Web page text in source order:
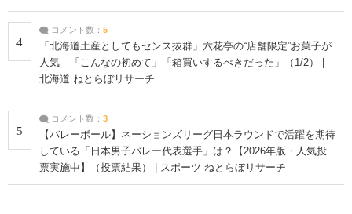
4
コメント数： 5
「北海道土産としてもセンス抜群」六花亭の“店舗限定”お菓子が
人気 「こんなの初めて」「箱買いするべきだった」（1/2） |
北海道 ねとらぼリサーチ
5
コメント数： 3
【バレーボール】ネーションズリーグ日本ラウンドで活躍を期待
している「日本男子バレー代表選手」は？【2026年版・人気投
票実施中】（投票結果） | スポーツ ねとらぼリサーチ